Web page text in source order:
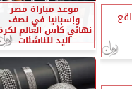
بـ9 مواقع
موعد مباراة مصر
وإسبانيا في نصف
نهائي كأس العالم
اليد للناشئات